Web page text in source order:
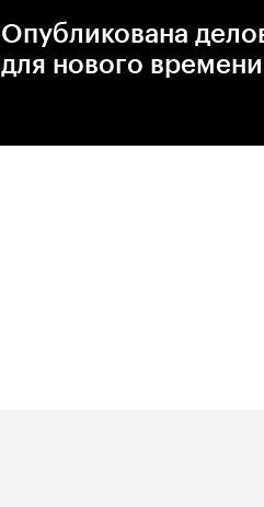
Опубликована
для нового